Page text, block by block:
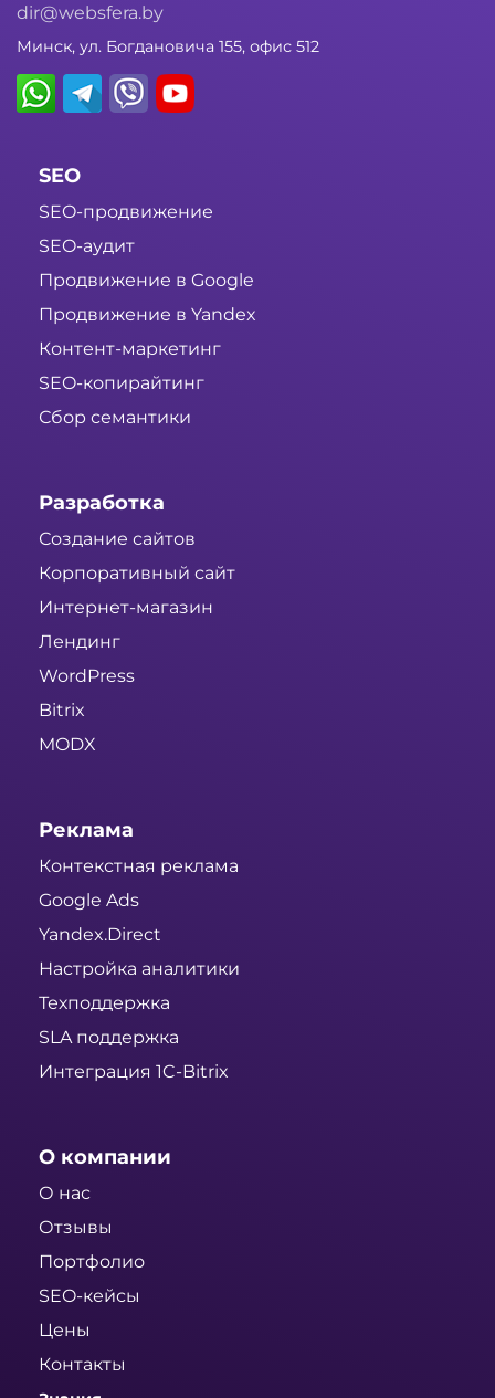
dir@websfera.by
Минск, ул. Богдановича 155, офис 512
SEO
SEO-продвижение
SEO-аудит
Продвижение в Google
Продвижение в Yandex
Контент-маркетинг
SEO-копирайтинг
Сбор семантики
Разработка
Создание сайтов
Корпоративный сайт
Интернет-магазин
Лендинг
WordPress
Bitrix
MODX
Реклама
Контекстная реклама
Google Ads
Yandex.Direct
Настройка аналитики
Техподдержка
SLA поддержка
Интеграция 1C-Bitrix
О компании
О нас
Отзывы
Портфолио
SEO-кейсы
Цены
Контакты